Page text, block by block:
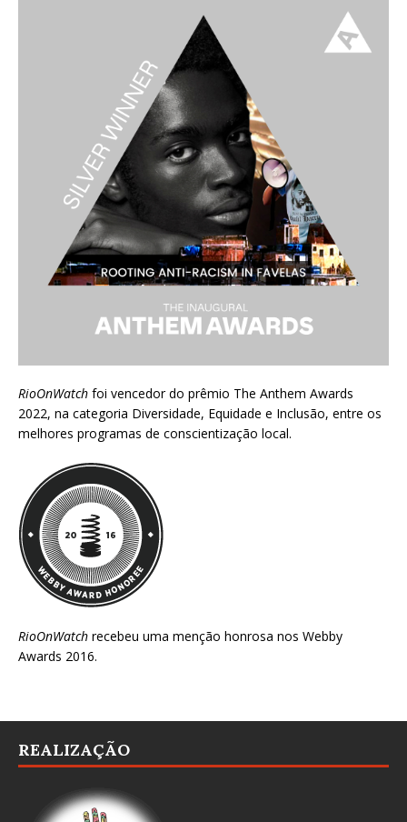
RioOnWatch foi vencedor do prêmio The Anthem Awards
2022, na categoria Diversidade, Equidade e Inclusão, entre os
melhores programas de conscientização local.
RioOnWatch recebeu uma menção honrosa nos Webby
Awards 2016.
REALIZAÇÃO